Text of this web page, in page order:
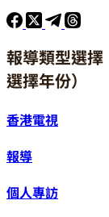
報導類型選
選擇年份）
香港電視
報導
個人專訪